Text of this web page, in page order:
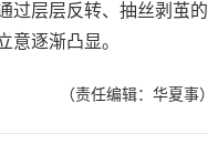
层层反转、抽丝剥茧的
逐渐凸显。
（责任编辑：华夏事）